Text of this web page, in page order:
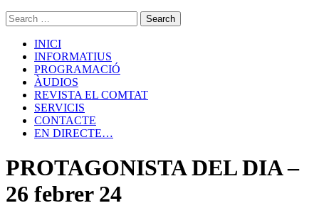
INICI
INFORMATIUS
PROGRAMACIÓ
ÀUDIOS
REVISTA EL COMTAT
SERVICIS
CONTACTE
EN DIRECTE…
PROTAGONISTA DEL DIA –
26 febrer 24